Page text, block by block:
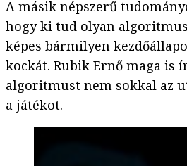
A másik népszerű
hogy ki tud olyan
képes bármilyen
kockát. Rubik Ernő maga is
algoritmust nem sokkal az
a játékot.